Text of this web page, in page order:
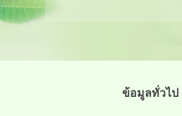
ข้อมูลทั่วไป